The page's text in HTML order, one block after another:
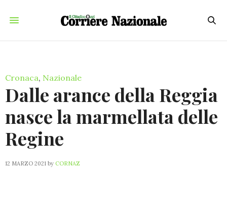
Cronaca, Nazionale
Dalle arance della Reggia
nasce la marmellata delle
Regine
12 MARZO 2021 by CORNAZ